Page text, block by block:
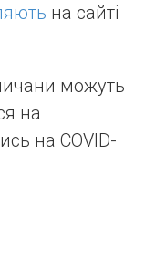
на сайті
можуть
на
на COVID-